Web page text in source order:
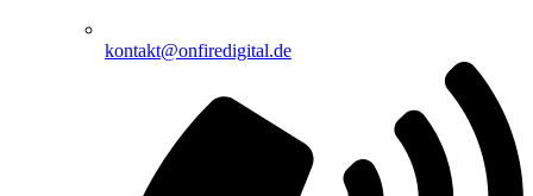
kontakt@onfiredigital.de